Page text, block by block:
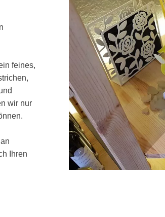
feines,
wir nur
Ihren